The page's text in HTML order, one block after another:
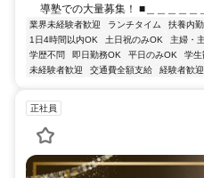
導塾での大量募集！ ■＿＿＿＿
業界未経験者歓迎 ランチタイム 扶養内
1日4時間以内OK
土日祝のみOK 主婦・
学歴不問
即日勤務OK 平日のみOK 学生
未経験者歓迎
交通費全額支給 経験者歓迎
正社員